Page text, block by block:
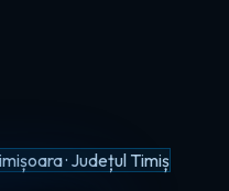
· Timiș